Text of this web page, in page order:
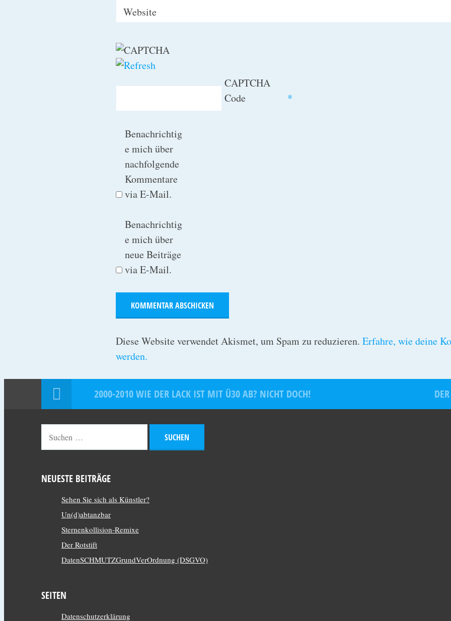
Website
CAPTCHA
Code
*
Benachrichtig
e mich über
nachfolgende
Kommentare
via E-Mail.
Benachrichtig
e mich über
neue Beiträge
via E-Mail.
Diese Website verwendet Akismet, um Spam zu reduzieren. Erfahre, wie deine
werden.
2000-2010 WIE DER LACK IST MIT Ü30 AB? NICHT DOCH!
NEUESTE BEITRÄGE
Sehen Sie sich als Künstler?
Un(d)abtanzbar
Sternenkollision-Remixe
Der Rotstift
DatenSCHMUTZGrundVerOrdnung (DSGVO)
SEITEN
Datenschutzerklärung